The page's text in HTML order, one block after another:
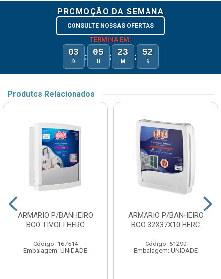
PROMOÇÃO DA SEMANA
CONSULTE NOSSAS OFERTAS
TERMINA EM:
03
D : 05
H : 23
M : 52
S
Produtos Relacionados
ARMARIO P/BANHEIRO
BCO TIVOLI HERC
Código: 167514
Embalagem: UNIDADE
ARMARIO P/BANHEIRO
BCO 32X37X10 HERC
Código: 51290
Embalagem: UNIDADE